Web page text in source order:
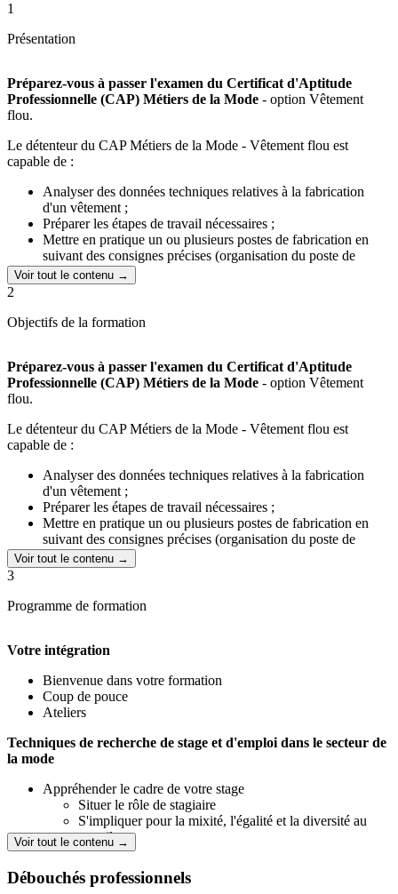
1
Présentation
Préparez-vous à passer l'examen du Certificat d'Aptitude
Professionnelle (CAP) Métiers de la Mode - option Vêtement
flou.
Le détenteur du CAP Métiers de la Mode - Vêtement flou est
capable de :
Analyser des données techniques relatives à la fabrication
d'un vêtement ;
Préparer les étapes de travail nécessaires ;
Mettre en pratique un ou plusieurs postes de fabrication en
suivant des consignes précises (organisation du poste de
piquage et/ou de finition, etc.) et contrôler les résultats obtenus
;
Assurer le contrôle qualité à chaque étape de la fabrication.
Voir tout le contenu →
2
Objectifs de la formation
Préparez-vous à passer l'examen du Certificat d'Aptitude
Professionnelle (CAP) Métiers de la Mode - option Vêtement
flou.
Le détenteur du CAP Métiers de la Mode - Vêtement flou est
capable de :
Analyser des données techniques relatives à la fabrication
d'un vêtement ;
Préparer les étapes de travail nécessaires ;
Mettre en pratique un ou plusieurs postes de fabrication en
suivant des consignes précises (organisation du poste de
piquage et/ou de finition, etc.) et contrôler les résultats obtenus
;
Assurer le contrôle qualité à chaque étape de la fabrication.
Voir tout le contenu →
3
Programme de formation
Votre intégration
Bienvenue dans votre formation
Coup de pouce
Ateliers
Techniques de recherche de stage et d'emploi dans le secteur de
la mode
Appréhender le cadre de votre stage
Situer le rôle de stagiaire
S'impliquer pour la mixité, l'égalité et la diversité au
travail
Situer le rôle de stagiaire
S'impliquer pour la mixité, l'égalité et la diversité au travail
Rechercher un stage ou un emploi (mode et industrie textile)
Voir tout le contenu →
Débouchés professionnels